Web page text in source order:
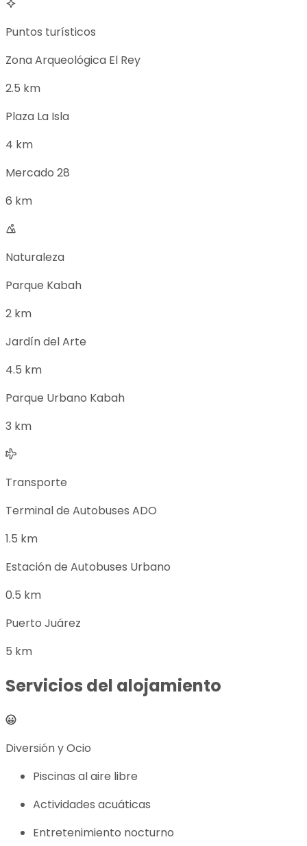
Puntos turísticos
Zona Arqueológica El Rey
2.5 km
Plaza La Isla
4 km
Mercado 28
6 km
Naturaleza
Parque Kabah
2 km
Jardín del Arte
4.5 km
Parque Urbano Kabah
3 km
Transporte
Terminal de Autobuses ADO
1.5 km
Estación de Autobuses Urbano
0.5 km
Puerto Juárez
5 km
Servicios del alojamiento
Diversión y Ocio
Piscinas al aire libre
Actividades acuáticas
Entretenimiento nocturno